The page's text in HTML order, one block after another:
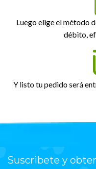
Luego elige el método
débito,
Y listo tu pedido será
Suscribete y